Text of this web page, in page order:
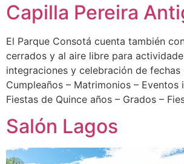
Capilla Pereira
El Parque Consotá cuenta también
cerrados y al aire libre para
integraciones y celebración de fechas
Cumpleaños – Matrimonios – Eventos
Fiestas de Quince años – Grados –
Salón Lagos